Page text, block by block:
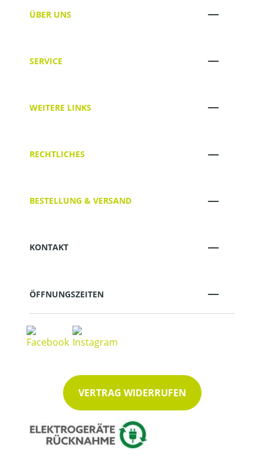
ÜBER UNS
SERVICE
WEITERE LINKS
RECHTLICHES
BESTELLUNG & VERSAND
KONTAKT
ÖFFNUNGSZEITEN
VERTRAG WIDERRUFEN